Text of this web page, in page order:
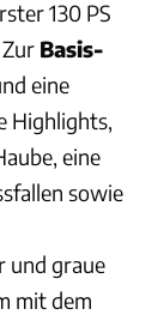
130 PS
Basis-
eine
Highlights,
eine
sowie
und graue
mit dem